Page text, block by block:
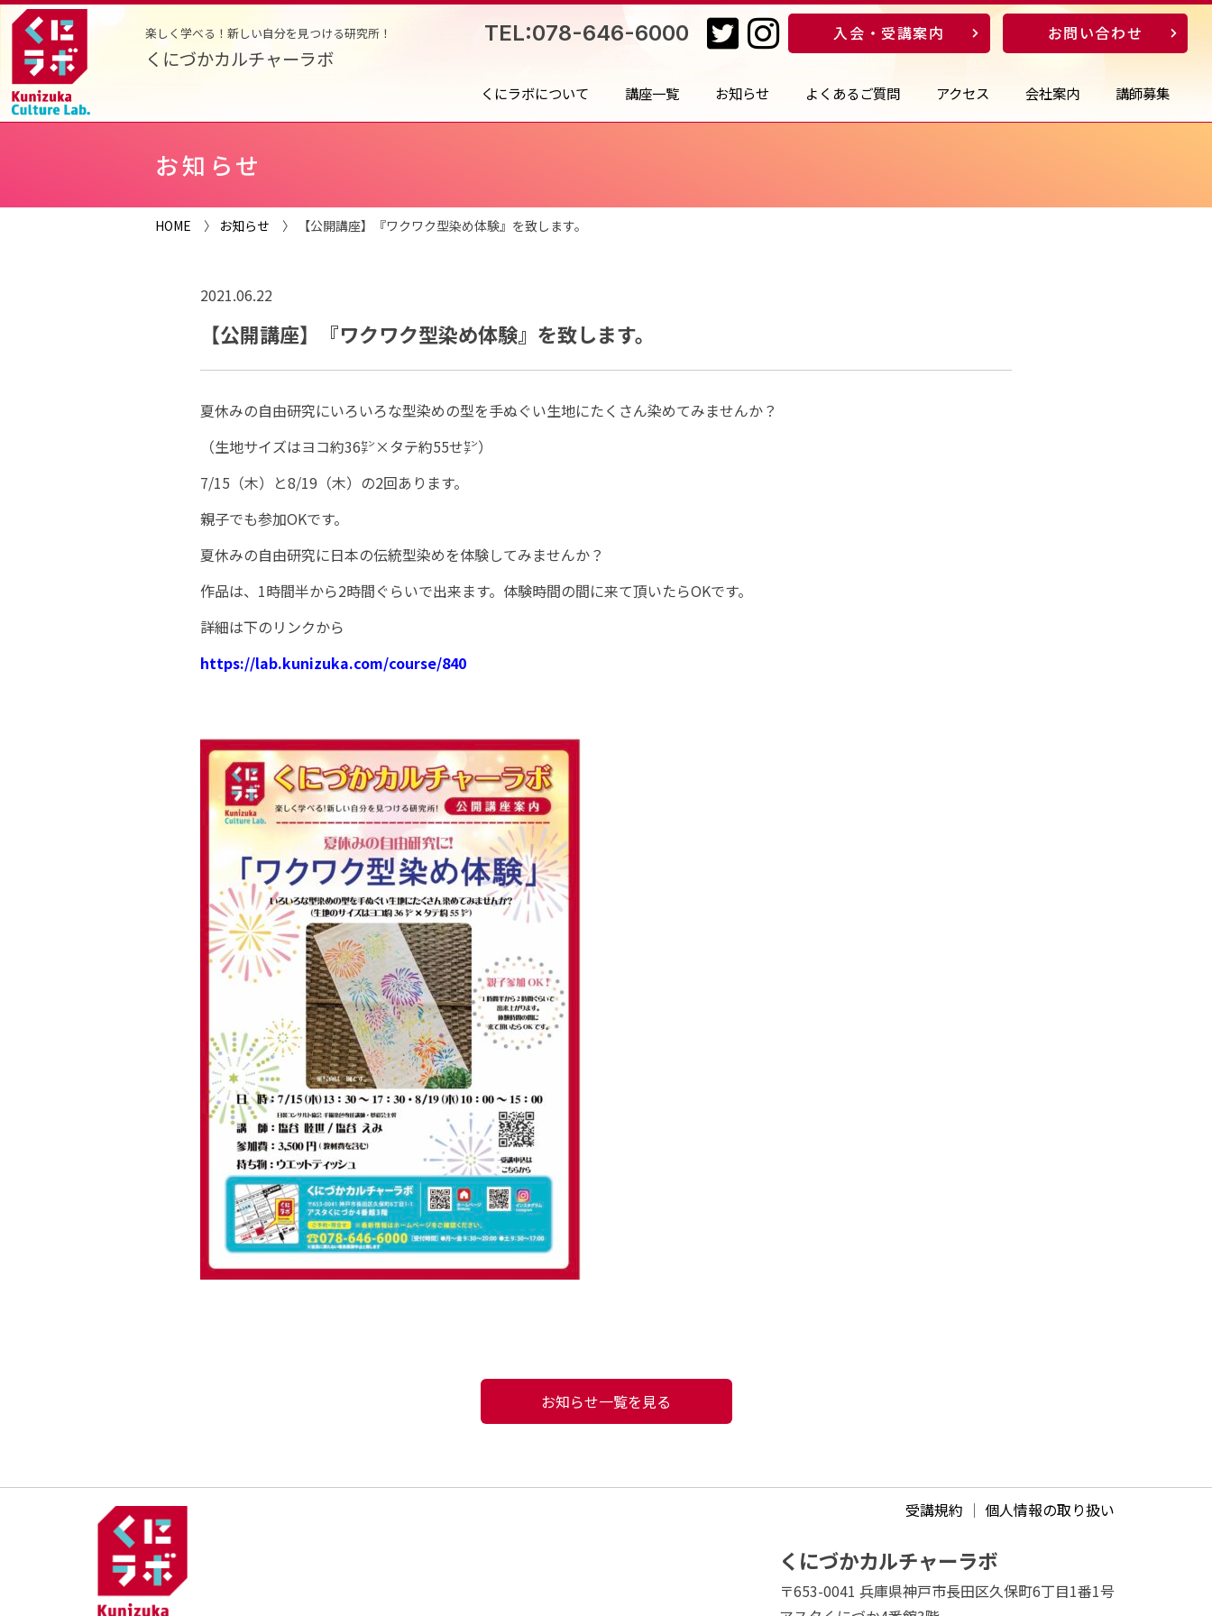
楽しく学べる！新しい自分を見つける研究所！
くにづかカルチャーラボ
くにラボについて 講座一覧 お知らせ よくあるご質問 アクセス 会社案内 講師募集
TEL:078-646-6000 入会・受講案内 お問い合わせ
お知らせ
HOME 〉 お知らせ 〉 【公開講座】『ワクワク型染め体験』を致します。
2021.06.22
【公開講座】『ワクワク型染め体験』を致します。
夏休みの自由研究にいろいろな型染めの型を手ぬぐい生地にたくさん染めてみませんか？
（生地サイズはヨコ約36㌢×タテ約55せ㌢）
7/15（木）と8/19（木）の2回あります。
親子でも参加OKです。
夏休みの自由研究に日本の伝統型染めを体験してみませんか？
作品は、1時間半から2時間ぐらいで出来ます。体験時間の間に来て頂いたらOKです。
詳細は下のリンクから
https://lab.kunizuka.com/course/840
お知らせ一覧を見る
受講規約 ｜ 個人情報の取り扱い
くにづかカルチャーラボ
〒653-0041 兵庫県神戸市長田区久保町6丁目1番1号